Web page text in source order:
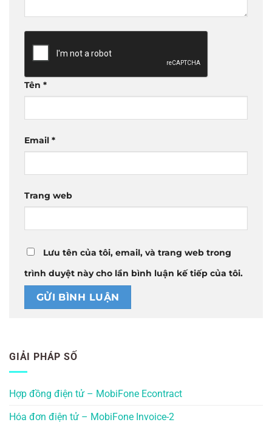
Tên *
Email *
Trang web
Lưu tên của tôi, email, và trang web trong
trình duyệt này cho lần bình luận kế tiếp của tôi.
GIẢI PHÁP SỐ
Hợp đồng điện tử – MobiFone Econtract
Hóa đơn điện tử – MobiFone Invoice-2